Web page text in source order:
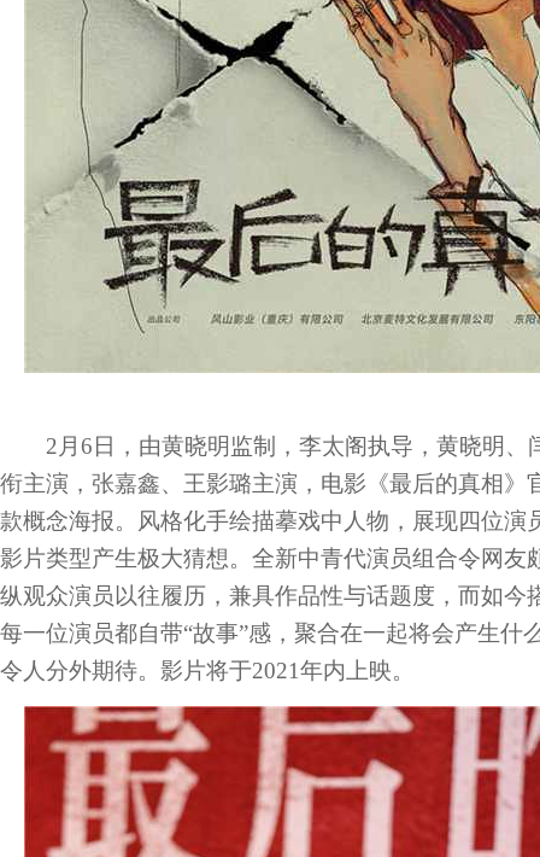
2月6日，由黄晓明监制，李太阁执导，黄晓明、
衔主演，张嘉鑫、王影璐主演，电影《最后的真相》
款概念海报。风格化手绘描摹戏中人物，展现四位演
影片类型产生极大猜想。全新中青代演员组合令网友
纵观众演员以往履历，兼具作品性与话题度，而如今
每一位演员都自带“故事”感，聚合在一起将会产生什
令人分外期待。影片将于2021年内上映。